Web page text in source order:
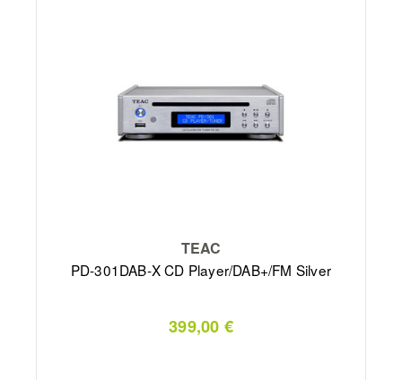
TEAC
PD-301DAB-X CD Player/DAB+/FM Silver
399,00 €